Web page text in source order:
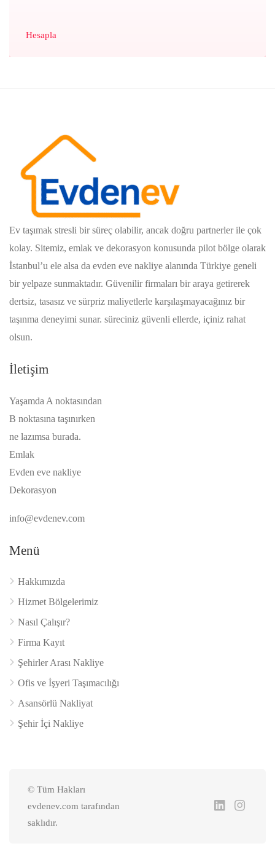
Hesapla
Ev taşımak stresli bir süreç olabilir, ancak doğru partnerler ile çok
kolay. Sitemiz, emlak ve dekorasyon konusunda pilot bölge olarak
İstanbul’u ele alsa da evden eve nakliye alanında Türkiye geneli
bir yelpaze sunmaktadır. Güvenilir firmaları bir araya getirerek
dertsiz, tasasız ve sürpriz maliyetlerle karşılaşmayacağınız bir
taşınma deneyimi sunar. süreciniz güvenli ellerde, içiniz rahat
olsun.
İletişim
Yaşamda A noktasından
B noktasına taşınırken
ne lazımsa burada.
Emlak
Evden eve nakliye
Dekorasyon
info@evdenev.com
Menü
Hakkımızda
Hizmet Bölgelerimiz
Nasıl Çalışır?
Firma Kayıt
Şehirler Arası Nakliye
Ofis ve İşyeri Taşımacılığı
Asansörlü Nakliyat
Şehir İçi Nakliye
© Tüm Hakları
evdenev.com tarafından
saklıdır.